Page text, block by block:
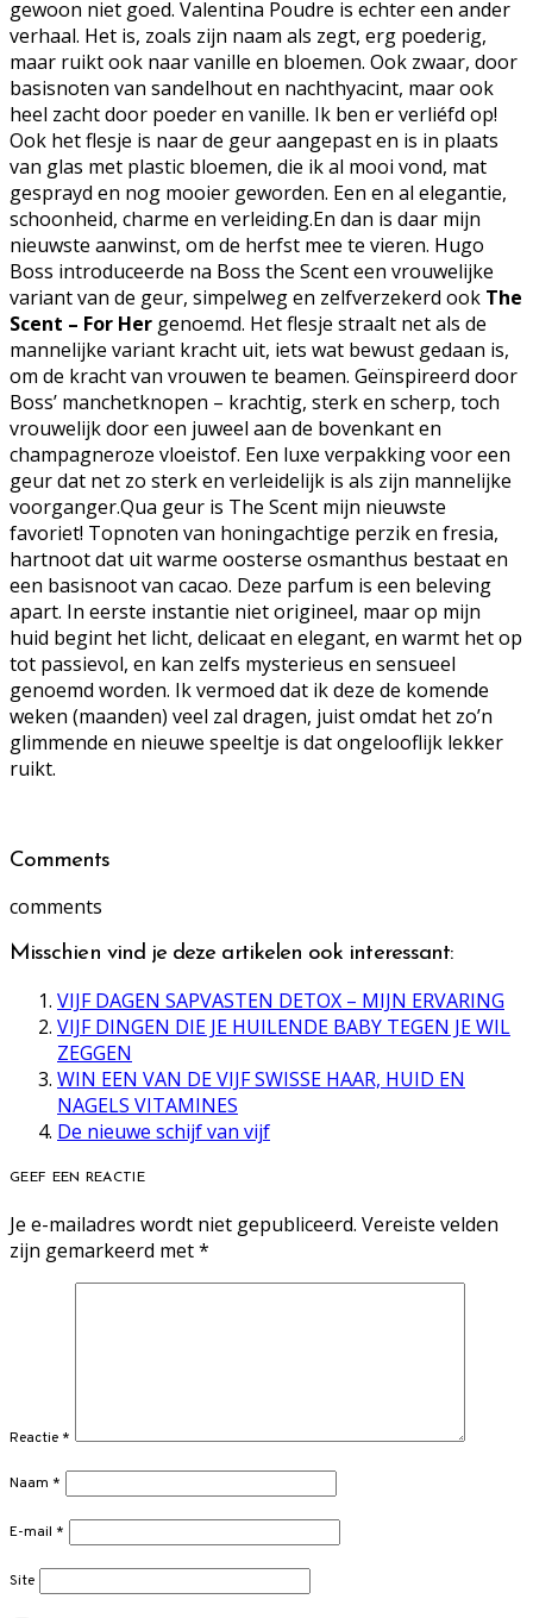
gewoon niet goed. Valentina Poudre is echter een ander
verhaal. Het is, zoals zijn naam als zegt, erg poederig,
maar ruikt ook naar vanille en bloemen. Ook zwaar, door
basisnoten van sandelhout en nachthyacint, maar ook
heel zacht door poeder en vanille. Ik ben er verliéfd op!
Ook het flesje is naar de geur aangepast en is in plaats
van glas met plastic bloemen, die ik al mooi vond, mat
gesprayd en nog mooier geworden. Een en al elegantie,
schoonheid, charme en verleiding.En dan is daar mijn
nieuwste aanwinst, om de herfst mee te vieren. Hugo
Boss introduceerde na Boss the Scent een vrouwelijke
variant van de geur, simpelweg en zelfverzekerd ook The
Scent – For Her genoemd. Het flesje straalt net als de
mannelijke variant kracht uit, iets wat bewust gedaan is,
om de kracht van vrouwen te beamen. Geïnspireerd door
Boss’ manchetknopen – krachtig, sterk en scherp, toch
vrouwelijk door een juweel aan de bovenkant en
champagneroze vloeistof. Een luxe verpakking voor een
geur dat net zo sterk en verleidelijk is als zijn mannelijke
voorganger.Qua geur is The Scent mijn nieuwste
favoriet! Topnoten van honingachtige perzik en fresia,
hartnoot dat uit warme oosterse osmanthus bestaat en
een basisnoot van cacao. Deze parfum is een beleving
apart. In eerste instantie niet origineel, maar op mijn
huid begint het licht, delicaat en elegant, en warmt het op
tot passievol, en kan zelfs mysterieus en sensueel
genoemd worden. Ik vermoed dat ik deze de komende
weken (maanden) veel zal dragen, juist omdat het zo’n
glimmende en nieuwe speeltje is dat ongelooflijk lekker
ruikt.
Comments
comments
Misschien vind je deze artikelen ook interessant:
VIJF DAGEN SAPVASTEN DETOX – MIJN ERVARING
VIJF DINGEN DIE JE HUILENDE BABY TEGEN JE WIL
ZEGGEN
WIN EEN VAN DE VIJF SWISSE HAAR, HUID EN
NAGELS VITAMINES
De nieuwe schijf van vijf
GEEF EEN REACTIE
Je e-mailadres wordt niet gepubliceerd. Vereiste velden
zijn gemarkeerd met*
Reactie *
Naam *
E-mail *
Site